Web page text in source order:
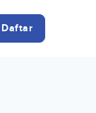
Daftar